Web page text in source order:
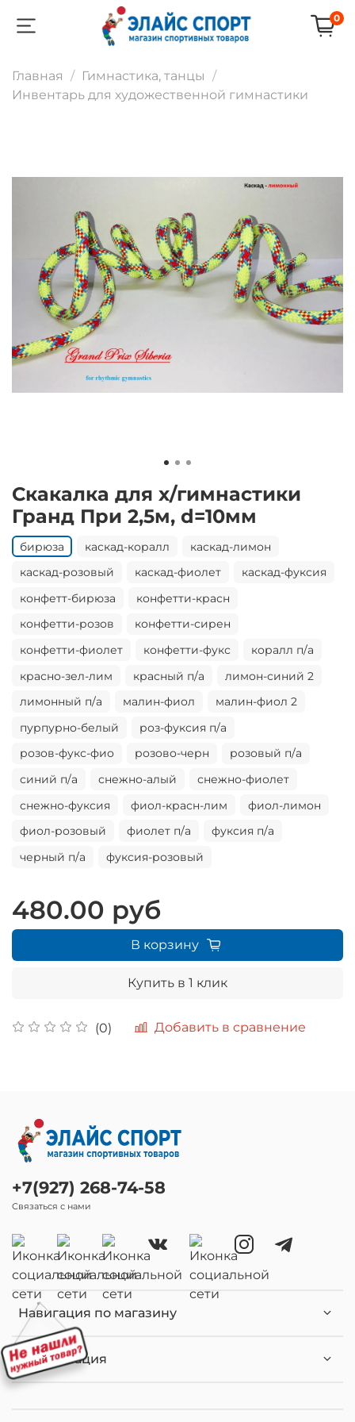
0
Главная
Гимнастика, танцы
Инвентарь для художественной гимнастики
Скакалка для х/гимнастики
Гранд При 2,5м, d=10мм
(0) Добавить в сравнение
бирюза каскад-коралл
каскад-лимон
каскад-розовый
каскад-фиолет
каскад-фуксия
конфетт-бирюза
конфетти-красн
конфетти-розов
конфетти-сирен
конфетти-фиолет
конфетти-фукс
коралл п/а
красно-зел-лим
красный п/а
лимон-синий 2
лимонный п/а
малин-фиол
малин-фиол 2
пурпурно-белый
роз-фуксия п/а
розов-фукс-фио
розово-черн
розовый п/а
синий п/а
снежно-алый
снежно-фиолет
снежно-фуксия
фиол-красн-лим
фиол-лимон
фиол-розовый
фиолет п/а
фуксия п/а
черный п/а
фуксия-розовый
480.00 руб
В корзину
Купить в 1 клик
Навигация по магазину
Информация
+7(927) 268-74-58
Связаться с нами